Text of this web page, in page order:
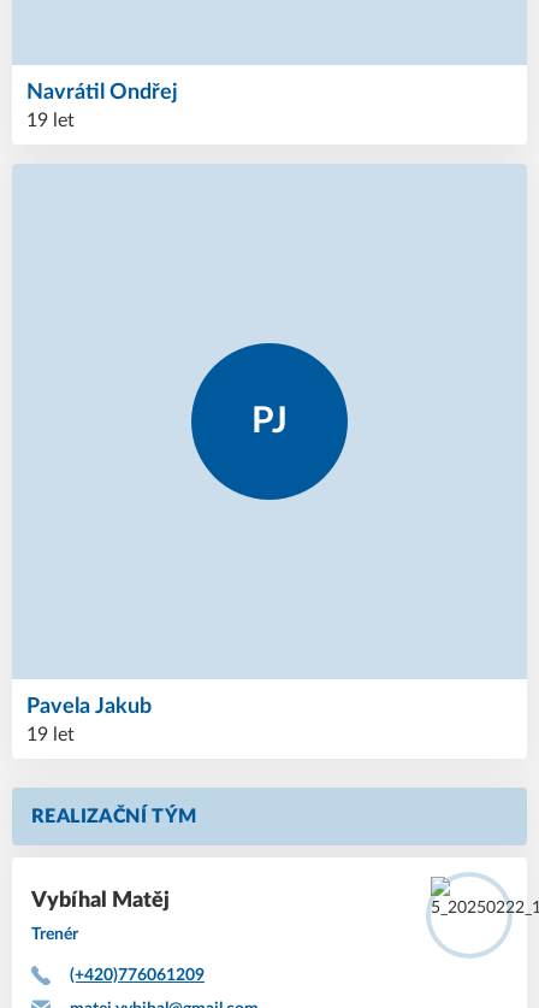
REALIZAČNÍ TÝM
Matěj
Vybíhal
Trenér
(+420)776061209
Ondřej
Navrátil
19 let
PJ
Jakub
Pavela
19 let